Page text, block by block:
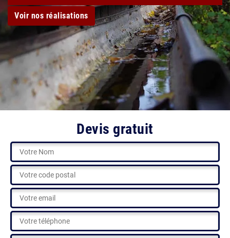
Voir nos réalisations
Devis gratuit